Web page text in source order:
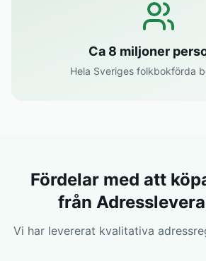
Ca 8 miljoner
Hela Sveriges folkbokförda
Fördelar med att
från
Vi har levererat kvalitativa